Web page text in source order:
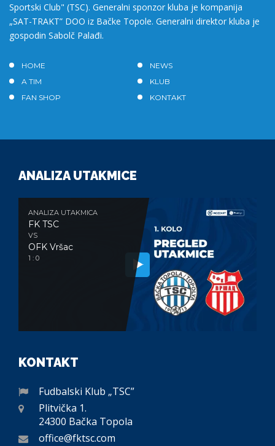
Sportski Club" (TSC). Generalni sponzor kluba je kompanija
„SAT-TRAKT” DOO iz Bačke Topole. Generalni direktor kluba je
gospodin Sabolč Palađi.
HOME
NEWS
A TIM
KLUB
FAN SHOP
KONTAKT
ANALIZA UTAKMICE
ANALIZA UTAKMICA
FK TSC
VS
OFK Vršac
1 : 0
KONTAKT
Fudbalski Klub „TSC”
Plitvička 1.
24300 Bačka Topola
office@fktsc.com